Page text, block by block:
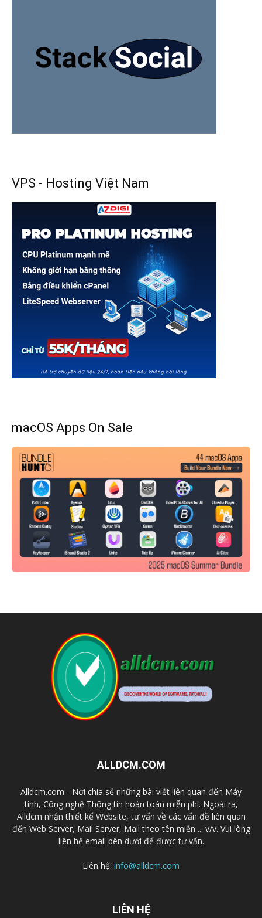
VPS - Hosting Việt Nam
macOS Apps On Sale
ALLDCM.COM
Alldcm.com - Nơi chia sẻ những bài viết liên quan đến Máy
tính, Công nghệ Thông tin hoàn toàn miễn phí. Ngoài ra,
Alldcm nhận thiết kế Website, tư vấn về các vấn đề liên quan
đến Web Server, Mail Server, Mail theo tên miền ... v/v. Vui lòng
liên hệ email bên dưới để được tư vấn.
Liên hệ: info@alldcm.com
LIÊN HỆ